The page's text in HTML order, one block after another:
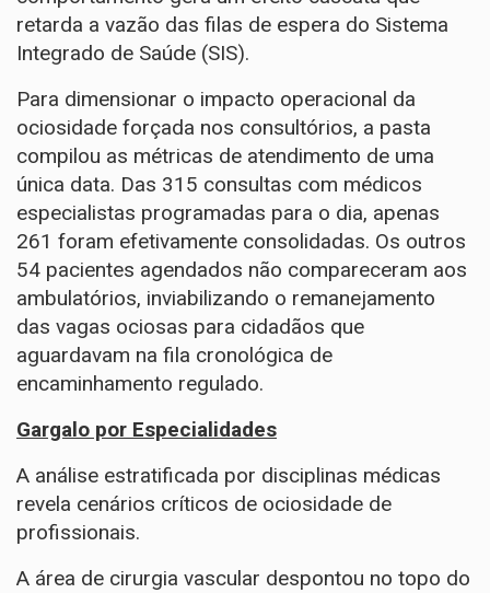
retarda a vazão das filas de espera do Sistema
Integrado de Saúde (SIS).
Para dimensionar o impacto operacional da
ociosidade forçada nos consultórios, a pasta
compilou as métricas de atendimento de uma
única data. Das 315 consultas com médicos
especialistas programadas para o dia, apenas
261 foram efetivamente consolidadas. Os outros
54 pacientes agendados não compareceram aos
ambulatórios, inviabilizando o remanejamento
das vagas ociosas para cidadãos que
aguardavam na fila cronológica de
encaminhamento regulado.
Gargalo por Especialidades
A análise estratificada por disciplinas médicas
revela cenários críticos de ociosidade de
profissionais.
A área de cirurgia vascular despontou no topo do